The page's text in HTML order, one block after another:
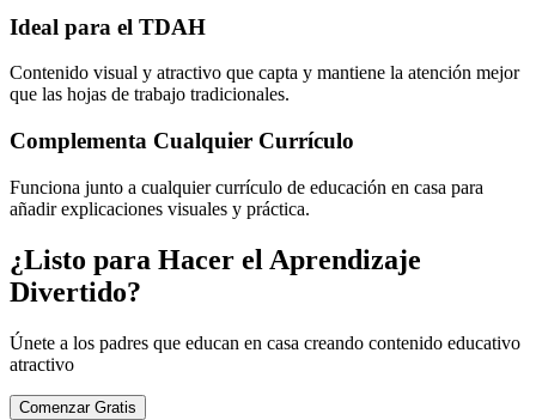
Ideal para el TDAH
Contenido visual y atractivo que capta y mantiene la atención mejor
que las hojas de trabajo tradicionales.
Complementa Cualquier Currículo
Funciona junto a cualquier currículo de educación en casa para
añadir explicaciones visuales y práctica.
¿Listo para Hacer el Aprendizaje
Divertido?
Únete a los padres que educan en casa creando contenido educativo
atractivo
Comenzar Gratis